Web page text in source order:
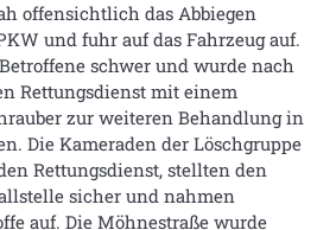
offensichtlich das Abbiegen
und fuhr auf das Fahrzeug auf.
schwer und wurde nach
Rettungsdienst mit einem
zur weiteren Behandlung in
Die Kameraden der Löschgruppe
Rettungsdienst, stellten den
sicher und nahmen
auf. Die Möhnestraße wurde